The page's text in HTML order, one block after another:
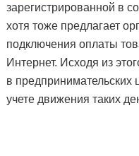
зарегистрированной в
хотя тоже предлагает
подключения оплаты
Интернет. Исходя из
в предпринимательских
учете движения таких